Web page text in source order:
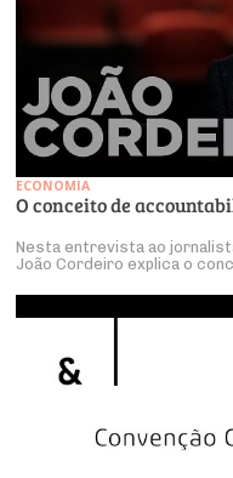
ECONOMIA
O conceito de
Nesta entrevista ao
João Cordeiro explica o